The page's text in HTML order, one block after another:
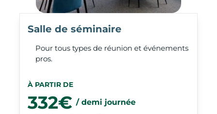
Salle de séminaire
Pour tous types de réunion et événements
pros.
À PARTIR DE
332€ / demi journée